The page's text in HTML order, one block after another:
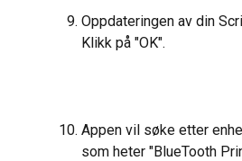
Oppdateringen av din
Klikk på "OK".
Appen vil søke etter
som heter "BlueTooth